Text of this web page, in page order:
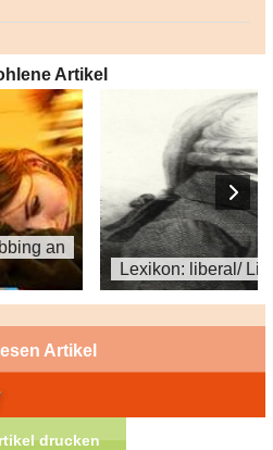
Artikel
an
Lexikon: liberal/
Artikel
drucken